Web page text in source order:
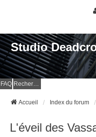
Studio
FAQ Rechercher
Accueil Index du forum
L'éveil des